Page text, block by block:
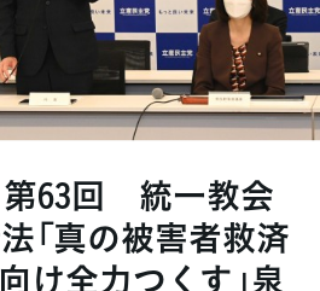
第63回 統一教会
「真の被害者救済
け全力つくす」泉